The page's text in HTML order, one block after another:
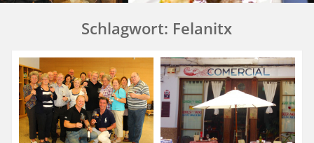
Schlagwort: Felanitx